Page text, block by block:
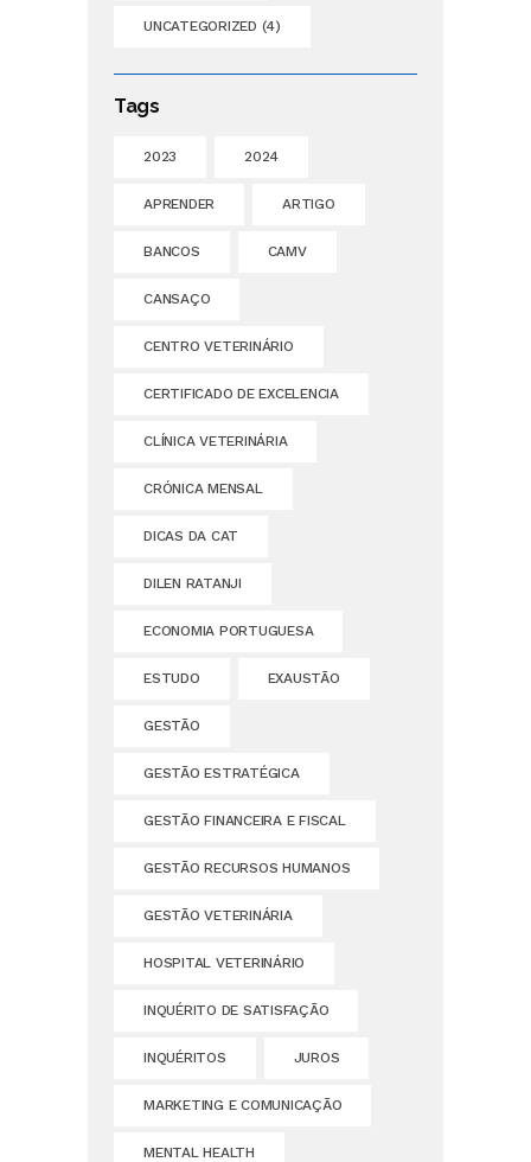
UNCATEGORIZED (4)
Tags
2023 2024
APRENDER ARTIGO
BANCOS CAMV
CANSAÇO
CENTRO VETERINÁRIO
CERTIFICADO DE EXCELENCIA
CLÍNICA VETERINÁRIA
CRÓNICA MENSAL
DICAS DA CAT
DILEN RATANJI
ECONOMIA PORTUGUESA
ESTUDO EXAUSTÃO
GESTÃO
GESTÃO ESTRATÉGICA
GESTÃO FINANCEIRA E FISCAL
GESTÃO RECURSOS HUMANOS
GESTÃO VETERINÁRIA
HOSPITAL VETERINÁRIO
INQUÉRITO DE SATISFAÇÃO
INQUÉRITOS JUROS
MARKETING E COMUNICAÇÃO
MENTAL HEALTH